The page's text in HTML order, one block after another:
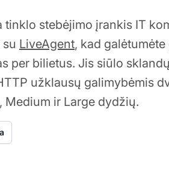
tinklo stebėjimo įrankis IT
LiveAgent, kad
per bilietus. Jis siūlo
užklausų galimybėmis
Medium ir Large dydžių.